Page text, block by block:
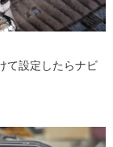
て設定したらナビ